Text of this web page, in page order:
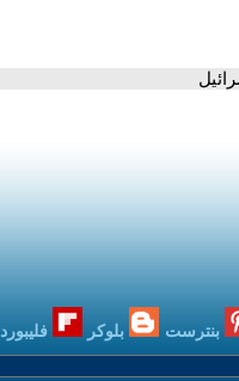
بنترست بلوكر فليبورد